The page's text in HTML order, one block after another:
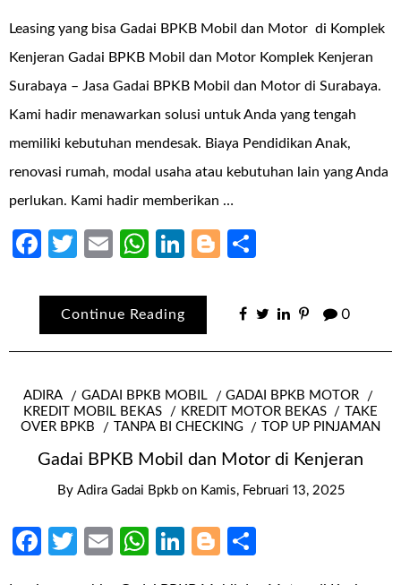
Leasing yang bisa Gadai BPKB Mobil dan Motor di Komplek
Kenjeran Gadai BPKB Mobil dan Motor Komplek Kenjeran
Surabaya – Jasa Gadai BPKB Mobil dan Motor di Surabaya.
Kami hadir menawarkan solusi untuk Anda yang tengah
memiliki kebutuhan mendesak. Biaya Pendidikan Anak,
renovasi rumah, modal usaha atau kebutuhan lain yang Anda
perlukan. Kami hadir memberikan …
Facebook
Twitter
EmailWhatsApp
LinkedIn
Blogger
Continue Reading 0
ADIRA GADAI BPKB MOBIL
GADAI BPKB MOTOR
KREDIT MOBIL BEKAS
KREDIT MOTOR BEKAS
TAKE
OVER BPKB
TANPA BI CHECKING TOP UP PINJAMAN
Gadai BPKB Mobil dan Motor di Kenjeran
By Adira Gadai Bpkb on Kamis, Februari 13, 2025
Facebook
Twitter
EmailWhatsApp
LinkedIn
Blogger